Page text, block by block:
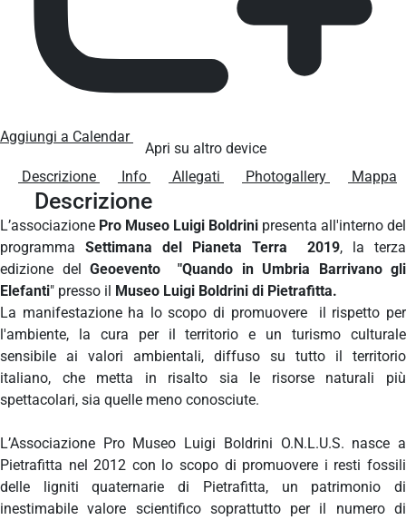
Aggiungi a Calendar
Apri su altro device
Descrizione
Info Allegati Photogallery Mappa
Descrizione
L’associazione Pro Museo Luigi Boldrini presenta all'interno del
programma Settimana del Pianeta Terra 2019, la terza
edizione del Geoevento "Quando in Umbria Barrivano gli
Elefanti" presso il Museo Luigi Boldrini di Pietrafitta.
La manifestazione ha lo scopo di promuovere il rispetto per
l'ambiente, la cura per il territorio e un turismo culturale
sensibile ai valori ambientali, diffuso su tutto il territorio
italiano, che metta in risalto sia le risorse naturali più
spettacolari, sia quelle meno conosciute.
L’Associazione Pro Museo Luigi Boldrini O.N.L.U.S. nasce a
Pietrafitta nel 2012 con lo scopo di promuovere i resti fossili
delle ligniti quaternarie di Pietrafitta, un patrimonio di
inestimabile valore scientifico soprattutto per il numero di